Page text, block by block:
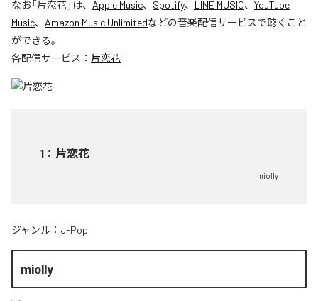
なお「片恋花」は、 Apple Music、 Spotify、 LINE MUSIC、 YouTube
Music、 Amazon Music Unlimitedなどの音楽配信サービスで聴くこと
ができる。
各配信サービス： 片恋花
1 ： 片恋花
miolly
ジャンル： J-Pop
miolly